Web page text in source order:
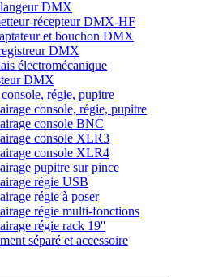
DMX
récepteur DMX-HF
et bouchon DMX
DMX
électromécanique
DMX
régie, pupitre
console, régie, pupitre
console BNC
console XLR3
console XLR4
pupitre sur pince
régie USB
régie à poser
régie multi-fonctions
régie rack 19''
séparé et accessoire